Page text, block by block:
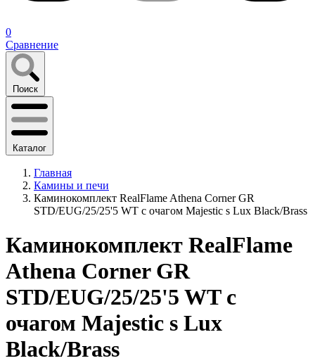
0
Сравнение
Поиск
Каталог
Главная
Камины и печи
Каминокомплект RealFlame Athena Corner GR
STD/EUG/25/25'5 WT с очагом Majestic s Lux Black/Brass
Каминокомплект RealFlame
Athena Corner GR
STD/EUG/25/25'5 WT с
очагом Majestic s Lux
Black/Brass